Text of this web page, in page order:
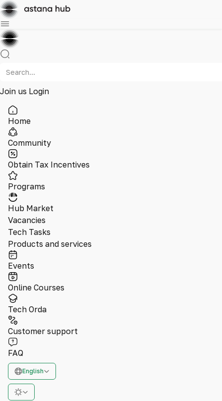
Join us Login
Home
Community
Obtain Tax Incentives
Programs
Hub Market
Vacancies
Tech Tasks
Products and services
Events
Online Courses
Tech Orda
Customer support
FAQ
English